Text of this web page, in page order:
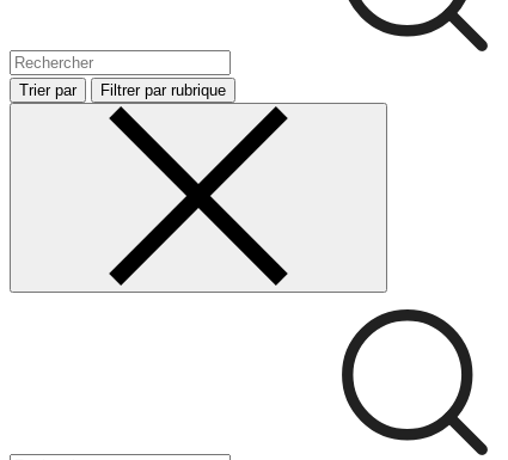
Trier par Filtrer par rubrique